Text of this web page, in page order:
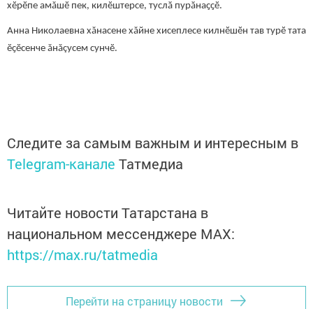
хӗрӗпе амăшӗ пек, килӗштерсе, туслӑ пурӑнаҫҫӗ.
Анна Николаевна хăнасене хăйне хисеплесе килнӗшӗн тав турӗ тата
ӗҫӗсенче ăнăçусем сунчӗ.
Следите за самым важным и интересным в
Telegram-канале Татмедиа
Читайте новости Татарстана в
национальном мессенджере MАХ:
https://max.ru/tatmedia
Перейти на страницу новости